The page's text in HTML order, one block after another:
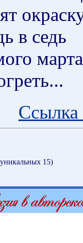
в седь
Ссылка
15)